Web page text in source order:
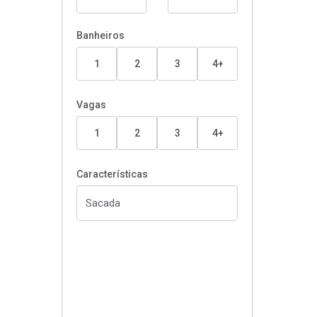
Banheiros
1 2 3 4+
Vagas
1 2 3 4+
Características